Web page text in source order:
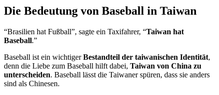
Die Bedeutung von Baseball in Taiwan
“Brasilien hat Fußball”, sagte ein Taxifahrer, “Taiwan hat
Baseball.”
Baseball ist ein wichtigerBestandteil der taiwanischen Identität,
denn die Liebe zum Baseball hilft dabei, Taiwan von China zu
unterscheiden. Baseball lässt die Taiwaner spüren, dass sie anders
sind als Chinesen.